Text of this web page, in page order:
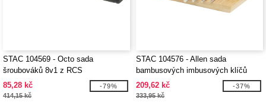
STAC 104569 - Octo sada
šroubováků 8v1 z RCS
recyklovaného plastu a se svítilnou
85,28 kč
414,15 kč
-79%
STAC 104576 - Allen sada
bambusových imbusových klíčů
209,62 kč
333,95 kč
-37%